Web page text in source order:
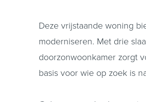
Deze vrijstaande woning
moderniseren. Met drie
doorzonwoonkamer zorgt
basis voor wie op zoek is